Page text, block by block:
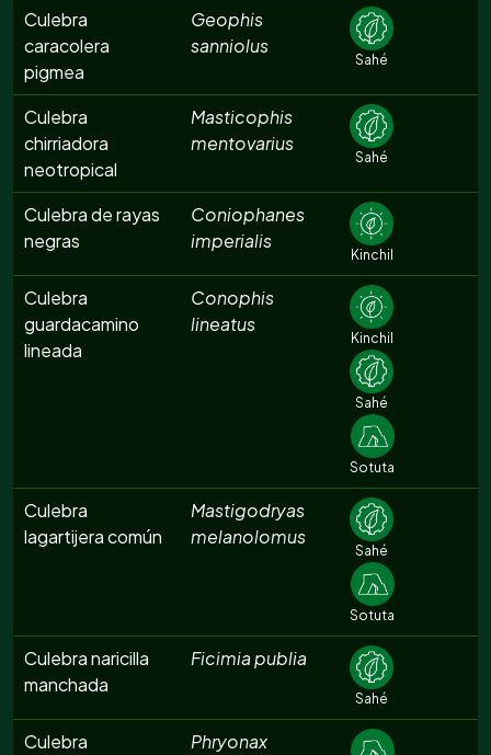
Culebra
caracolera
pigmea
Geophis
sanniolus
Sahé
Culebra
chirriadora
neotropical
Masticophis
mentovarius
Sahé
Culebra de rayas
negras
Coniophanes
imperialis
Kinchil
Culebra
guardacamino
lineada
Conophis
lineatus
Kinchil
Sahé
Sotuta
Culebra
lagartijera común
Mastigodryas
melanolomus
Sahé
Sotuta
Culebra naricilla
manchada
Ficimia publia
Sahé
Culebra
Phryonax